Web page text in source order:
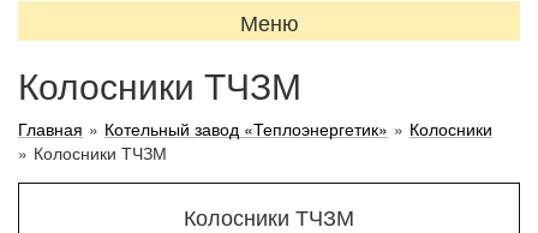
Меню
Колосники ТЧЗМ
Главная » Котельный завод «Теплоэнергетик» » Колосники
» Колосники ТЧЗМ
Колосники ТЧЗМ